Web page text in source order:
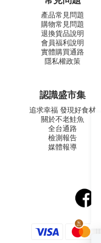
產品常見問題
購物常見問題
退換貨品說明
會員福利說明
實體購買通路
隱私權政策
認識盛市集
追求幸福 發現好食材
關於不老鮭魚
全台通路
檢測報告
媒體報導